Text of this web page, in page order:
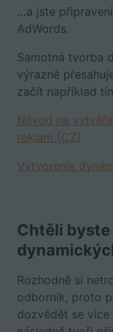
…a jste
AdWords.
Samotná tvorba
výrazně
začít například
Návod na
reklam [CZ]
Vytvorenie
Chtěli
Rozhodně si
odborník, proto
dozvědět se